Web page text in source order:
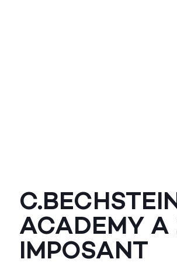
ACADEMY A
IMPOSANT